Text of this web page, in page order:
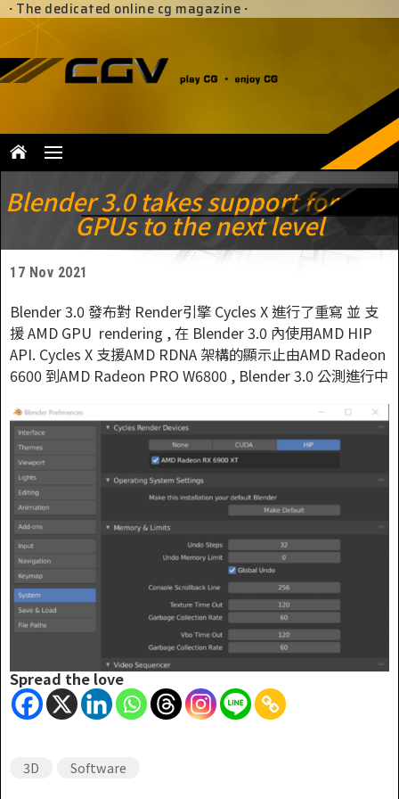
· The dedicated online cg magazine ·
Blender 3.0 takes support for AMD
GPUs to the next level
17 Nov 2021
Blender 3.0 發布對 Render引擎 Cycles X 進行了重寫 並 支
援 AMD GPU rendering , 在 Blender 3.0 內使用AMD HIP
API. Cycles X 支援AMD RDNA 架構的顯示止由AMD Radeon
6600 到AMD Radeon PRO W6800 , Blender 3.0 公測進行中
Spread the love
3D Software